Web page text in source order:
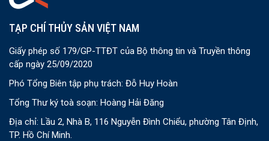
TẠP CHÍ THỦY SẢN VIỆT NAM
Giấy phép số 179/GP-TTĐT của Bộ thông tin và Truyền thông
cấp ngày 25/09/2020
Phó Tổng Biên tập phụ trách: Đỗ Huy Hoàn
Tổng Thư ký toà soạn: Hoàng Hải Đăng
Địa chỉ: Lầu 2, Nhà B, 116 Nguyễn Đình Chiểu, phường Tân Định,
TP. Hồ Chí Minh.